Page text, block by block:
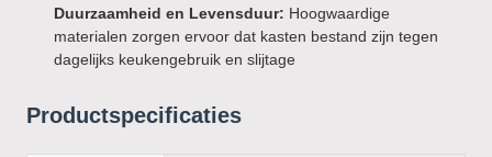
Duurzaamheid en Levensduur: Hoogwaardige
materialen zorgen ervoor dat kasten bestand zijn tegen
dagelijks keukengebruik en slijtage
Productspecificaties